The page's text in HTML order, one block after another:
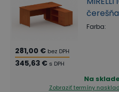
čerešňa
Farba:
281,00 € bez DPH
345,63 € s DPH
Na
Zobraziť termíny